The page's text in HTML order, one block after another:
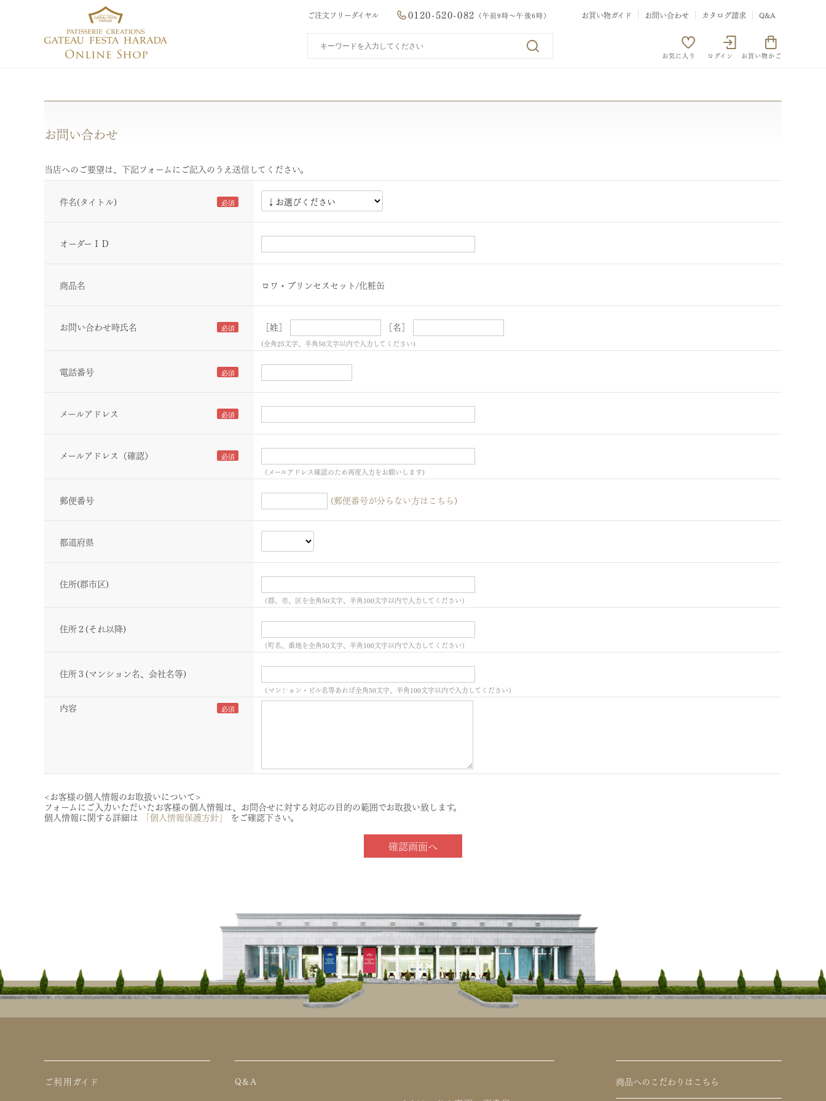
ご注文フリーダイヤル 0120-520-082 （午前9時～午後6時） お買い物ガイド お問い合わせ カタログ請求 Q&A
お気に入り ログイン お買い物かご
お問い合わせ
当店へのご要望は、下記フォームにご記入のうえ送信してください。
件名(タイトル)
オーダーＩＤ
商品名 ロワ・プリンセスセット/化粧缶
お問い合わせ時氏名 ［姓］ ［名］
(全角25文字、半角50文字以内で入力してください)
電話番号
メールアドレス
メールアドレス（確認）
（メールアドレス確認のため再度入力をお願いします)
郵便番号 (郵便番号が分らない方はこちら)
都道府県
住所(郡市区)
（郡、市、区を全角50文字、半角100文字以内で入力してください）
住所２(それ以降)
（町名、番地を全角50文字、半角100文字以内で入力してください）
住所３(マンション名、会社名等)
（マンション・ビル名等あれば全角50文字、半角100文字以内で入力してください）
内容
<お客様の個人情報のお取扱いについて>
フォームにご入力いただいたお客様の個人情報は、お問合せに対する対応の目的の範囲でお取扱い致します。
個人情報に関する詳細は 「個人情報保護方針」 をご確認下さい。
ご利用ガイド
Q&A
商品へのこだわりはこちら